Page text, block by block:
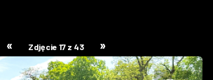
« Zdjęcie 17 z 43 »